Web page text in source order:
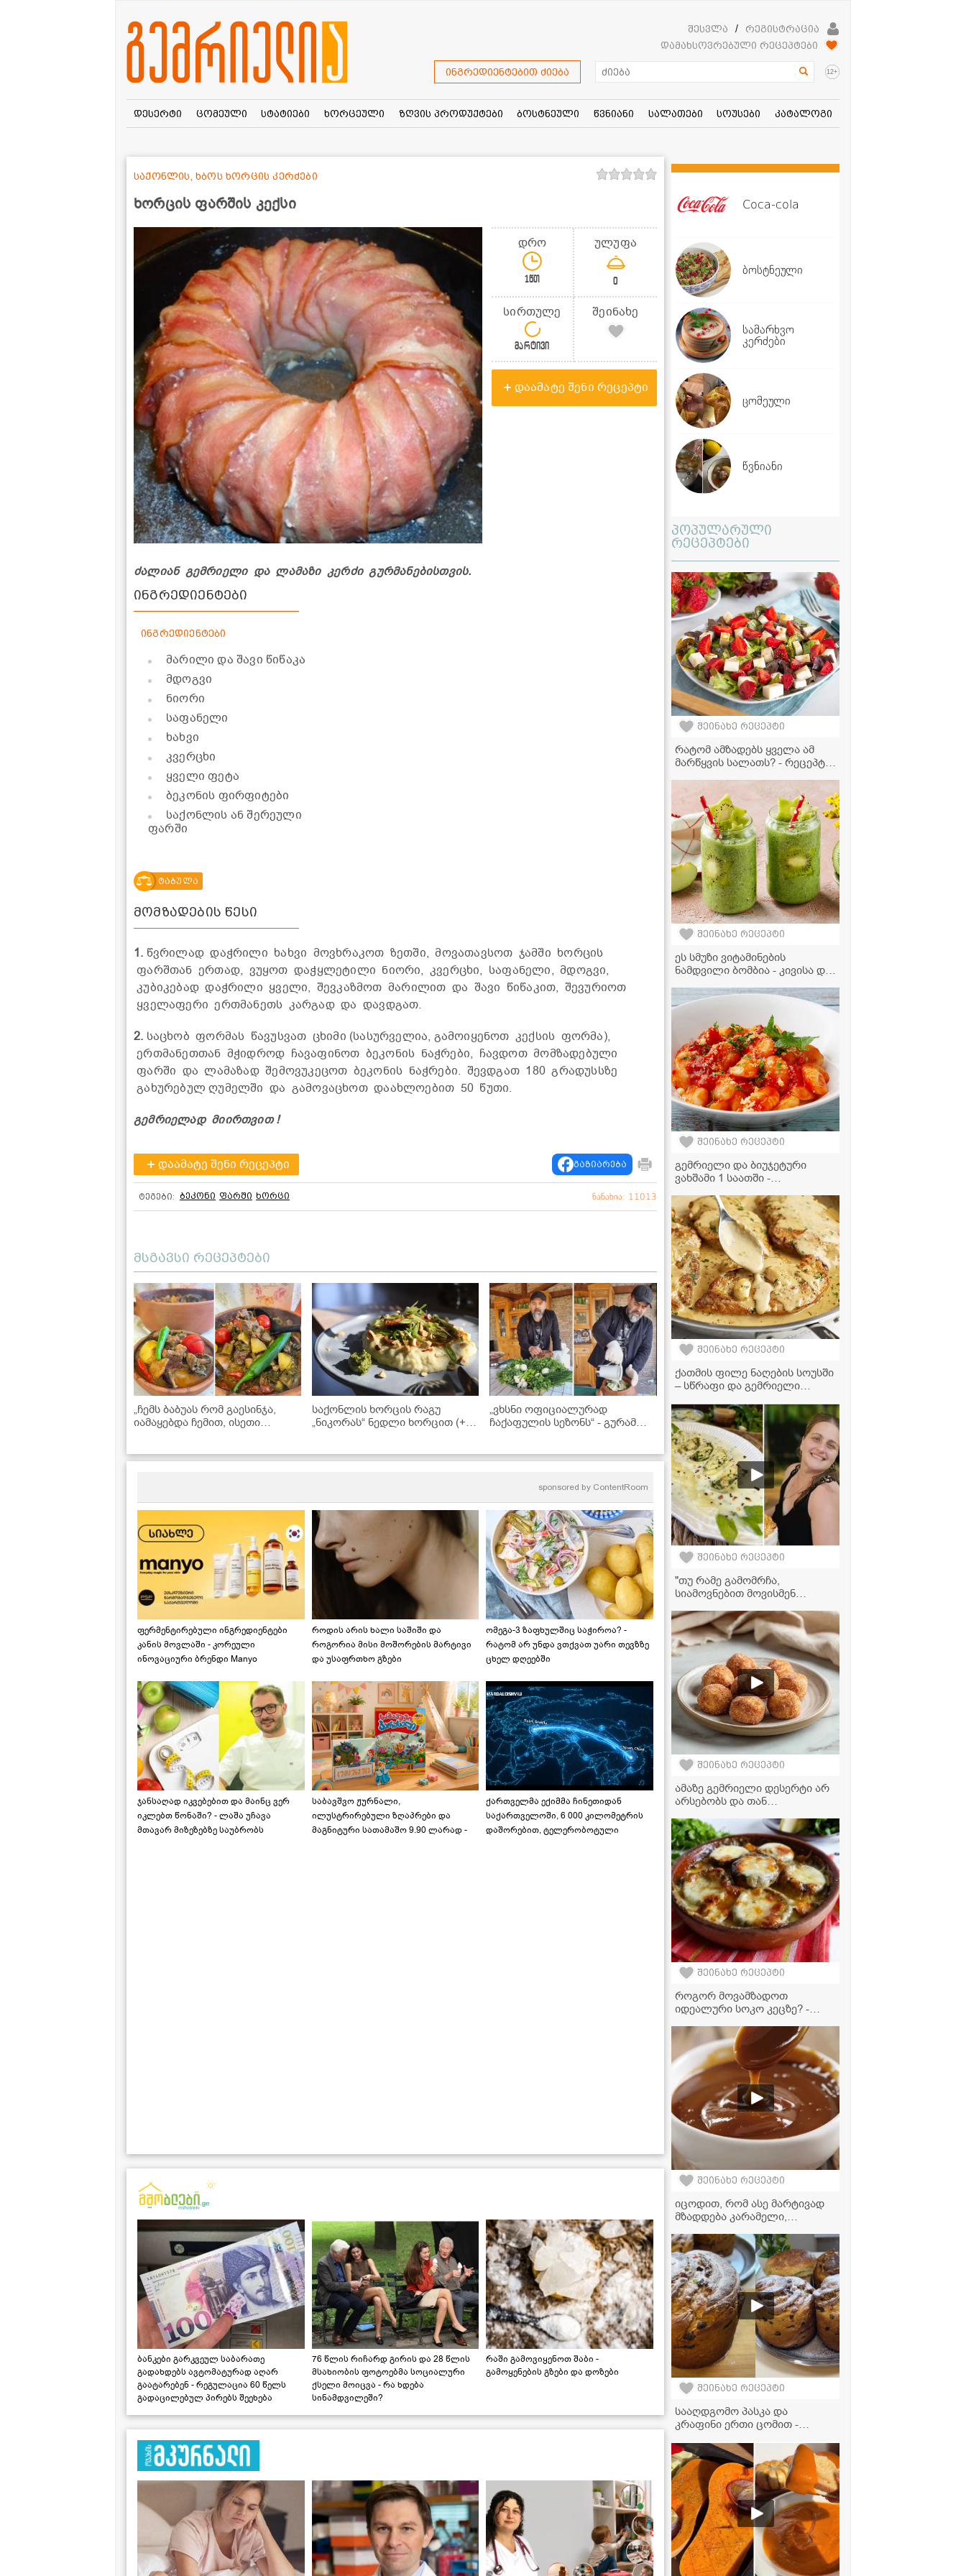
შესვლა /
რეგისტრაცია
დამახსოვრებული რეცეპტები
ინგრედიენტებით ძიება 12+
დესერტი ცომეული სტატიები ხორცეული ზღვის პროდუქტები ბოსტნეული წვნიანი სალათები სოუსები კატალოგი
ხორცის ფარშის კექსი
საქონლის, ხბოს ხორცის კერძები
დრო
1წთ
ულუფა
0
სირთულე
მარტივი
შეინახე
დაამატე შენი რეცეპტი
ძალიან გემრიელი და ლამაზი კერძი გურმანებისთვის.
ინგრედიენტები
ინგრედიენტები
მარილი და შავი წიწაკა
მდოგვი
ნიორი
საფანელი
ხახვი
კვერცხი
ყველი ფეტა
ბეკონის ფირფიტები
საქონლის ან შერეული
ფარში
ტაბულა
მომზადების წესი
1. წვრილად დაჭრილი ხახვი მოვხრაკოთ ზეთში, მოვათავსოთ ჯამში ხორცის
ფარშთან ერთად, ვუყოთ დაჭყლეტილი ნიორი, კვერცხი, საფანელი, მდოგვი,
კუბიკებად დაჭრილი ყველი, შევკაზმოთ მარილით და შავი წიწაკით, შევურიოთ
ყველაფერი ერთმანეთს კარგად და დავდგათ.
2. საცხობ ფორმას წავუსვათ ცხიმი (სასურველია, გამოიყენოთ კექსის ფორმა),
ერთმანეთთან მჭიდროდ ჩავაფინოთ ბეკონის ნაჭრები, ჩავდოთ მომზადებული
ფარში და ლამაზად შემოვუკეცოთ ბეკონის ნაჭრები. შევდგათ 180 გრადუსსზე
გახურებულ ღუმელში და გამოვაცხოთ დაახლოებით 50 წუთი.
გემრიელად მიირთვით !
დაამატე შენი რეცეპტი გაზიარება
ტეგები: ბეკონი ფარში ხორცი ნანახია: 11013
მსგავსი რეცეპტები
„ჩემს ბაბუას რომ გაესინჯა,
იამაყებდა ჩემით, ისეთი
ხორცით
საქონლის ხორცის რაგუ
„ნიკორას“ ნედლი ხორცით (+
„ვხსნი ოფიციალურად
ჩაქაფულის სეზონს“ - გურამ
sponsored by ContentRoom
ფერმენტირებული ინგრედიენტები
კანის მოვლაში - კორეული
ინოვაციური ბრენდი Manyo
როდის არის ხალი საშიში და
როგორია მისი მოშორების მარტივი
და უსაფრთხო გზები
ომეგა-3 ზაფხულშიც საჭიროა? -
რატომ არ უნდა ვთქვათ უარი თევზზე
ცხელ დღეებში
ჯანსაღად იკვებებით და მაინც ვერ
იკლებთ წონაში? - ლაშა უჩავა
მთავარ მიზეზებზე საუბრობს
საბავშვო ჟურნალი,
ილუსტრირებული ზღაპრები და
მაგნიტური სათამაშო 9.90 ლარად -
ქართველმა ექიმმა ჩინეთიდან
საქართველოში, 6 000 კილომეტრის
დაშორებით, ტელერობოტული
ბანკები გარკვეულ საბარათე
გადახდებს ავტომატურად აღარ
გაატარებენ - რეგულაცია 60 წელს
გადაცილებულ პირებს შეეხება
76 წლის რიჩარდ გირის და 28 წლის
მსახიობის ფოტოებმა სოციალური
ქსელი მოიცვა - რა ხდება
სინამდვილეში?
რაში გამოვიყენოთ შაბი -
გამოყენების გზები და დოზები
Coca-cola
ბოსტნეული
სამარხვო
კერძები
ცომეული
წვნიანი
პოპულარული
რეცეპტები
შეინახე რეცეპტი
რატომ ამზადებს ყველა ამ
მარწყვის სალათს? - რეცეპტი,
სცადოთ!
შეინახე რეცეპტი
ეს სმუზი ვიტამინების
ნამდვილი ბომბია - კივისა და
შეინახე რეცეპტი
გემრიელი და ბიუჯეტური
ვახშამი 1 საათში -
არომატულ სოუსში
შეინახე რეცეპტი
ქათმის ფილე ნაღების სოუსში
– სწრაფი და გემრიელი
შეინახე რეცეპტი
"თუ რამე გამომრჩა,
სიამოვნებით მოვისმენ
ქალბატონებისგან... ჩემს
ოჯახში ნადუღი არ უყვართ,
ამიტომ მაწვნით მოვამზადე" -
ელგა ტაბატაძის გებჟალიას
ვიდეორეცეპტი
შეინახე რეცეპტი
ამაზე გემრიელი დესერტი არ
არსებობს და თან
დონატები აეროგრილში!
შეინახე რეცეპტი
როგორ მოვამზადოთ
იდეალური სოკო კეცზე? -
შეინახე რეცეპტი
იცოდით, რომ ასე მარტივად
მზადდება კარამელი,
დაამშვენებს - ვიდეორეცეპტი
შეინახე რეცეპტი
სააღდგომო პასკა და
კრაფინი ერთი ცომით -
გემირიელი რეცეპტი